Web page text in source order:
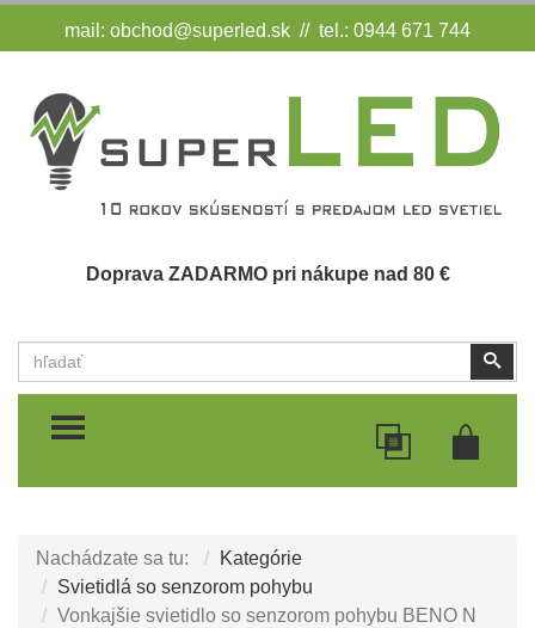
mail: obchod@superled.sk // tel.: 0944 671 744
Doprava ZADARMO pri nákupe nad 80 €
Vyhľadať
TOGGLE MENU
Nachádzate sa tu:
Kategórie
Svietidlá so senzorom pohybu
Vonkajšie svietidlo so senzorom pohybu BENO N